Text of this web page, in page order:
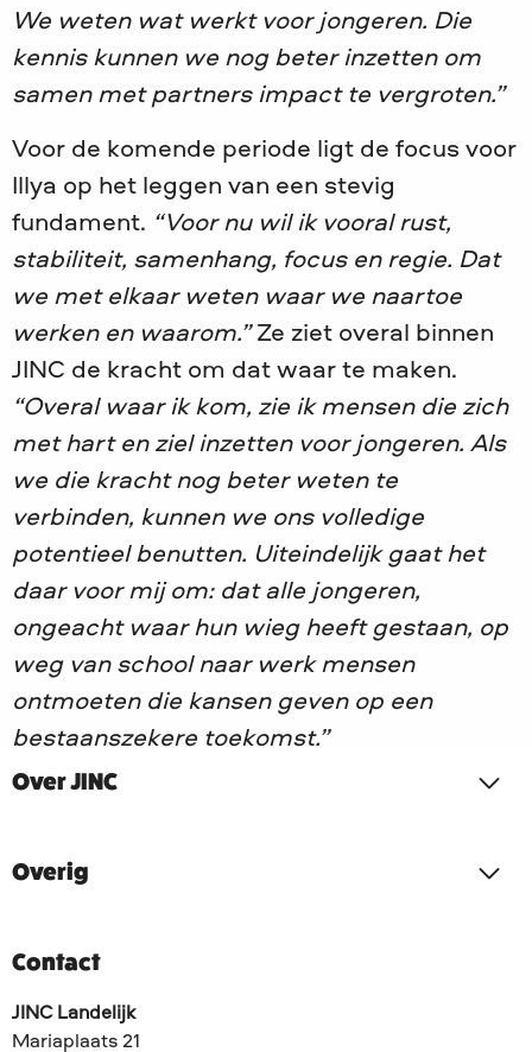
We weten wat werkt voor jongeren. Die
kennis kunnen we nog beter inzetten om
samen met partners impact te vergroten.”
Voor de komende periode ligt de focus voor
Illya op het leggen van een stevig
fundament. “Voor nu wil ik vooral rust,
stabiliteit, samenhang, focus en regie. Dat
we met elkaar weten waar we naartoe
werken en waarom.”Ze ziet overal binnen
JINC de kracht om dat waar te maken.
“Overal waar ik kom, zie ik mensen die zich
met hart en ziel inzetten voor jongeren. Als
we die kracht nog beter weten te
verbinden, kunnen we ons volledige
potentieel benutten. Uiteindelijk gaat het
daar voor mij om: dat alle jongeren,
ongeacht waar hun wieg heeft gestaan, op
weg van school naar werk mensen
ontmoeten die kansen geven op een
bestaanszekere toekomst.”
Over JINC
Overig
Contact
JINC Landelijk
Mariaplaats 21